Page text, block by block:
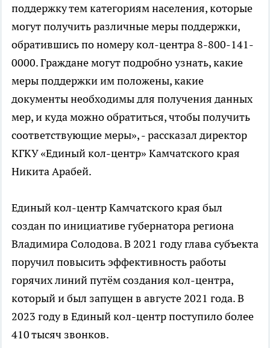
поддержку тем категориям населения, которые
могут получить различные меры поддержки,
обратившись по номеру кол-центра 8-800-141-
0000. Граждане могут подробно узнать, какие
меры поддержки им положены, какие
документы необходимы для получения данных
мер, и куда можно обратиться, чтобы получить
соответствующие меры», - рассказал директор
КГКУ «Единый кол-центр» Камчатского края
Никита Арабей.
Единый кол-центр Камчатского края был
создан по инициативе губернатора региона
Владимира Солодова. В 2021 году глава субъекта
поручил повысить эффективность работы
горячих линий путём создания кол-центра,
который и был запущен в августе 2021 года. В
2023 году в Единый кол-центр поступило более
410 тысяч звонков.